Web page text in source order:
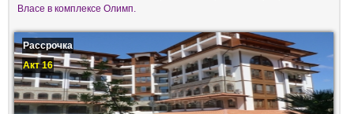
Власе в комплексе Олимп.
Рассрочка
Акт 16